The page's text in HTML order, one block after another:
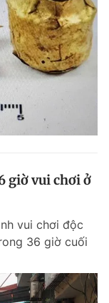
giờ vui chơi ở
vui chơi độc
36 giờ cuối